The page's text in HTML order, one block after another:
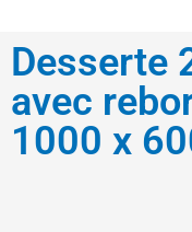
Desserte
avec
1000 x